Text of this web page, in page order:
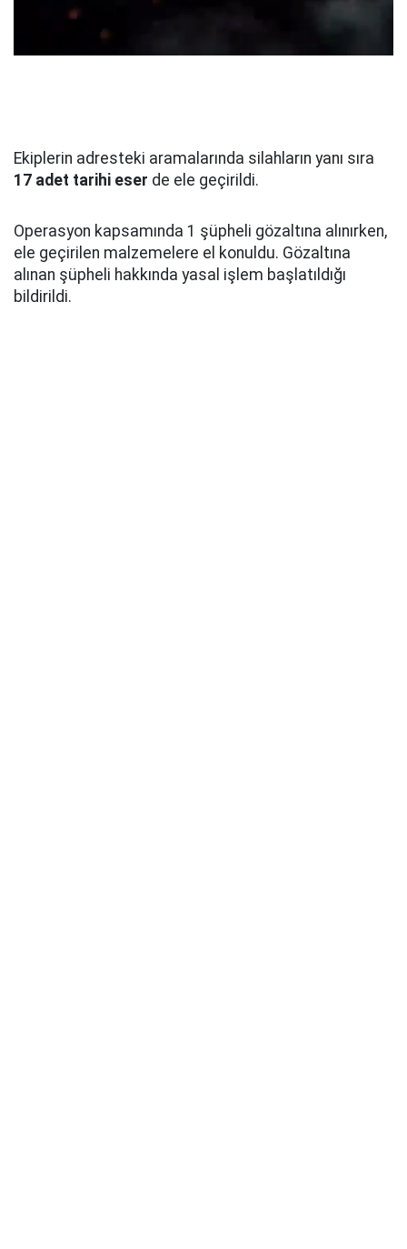
Ekiplerin adresteki aramalarında silahların yanı sıra
17 adet tarihi eser de ele geçirildi.
Operasyon kapsamında 1 şüpheli gözaltına alınırken,
ele geçirilen malzemelere el konuldu. Gözaltına
alınan şüpheli hakkında yasal işlem başlatıldığı
bildirildi.